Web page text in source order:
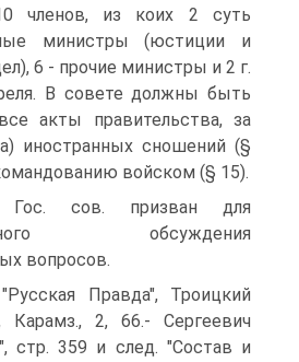
членов, из коих 2 суть
министры (юстиции и
6 - прочие министры и 2 г.
В совете должны быть
акты правительства, за
иностранных сношений (§
войском (§ 15).
сов. призван для
обсуждения
вопросов.
Правда", Троицкий
Карамз., 2, 66.- Сергеевич
стр. 359 и след. "Состав и